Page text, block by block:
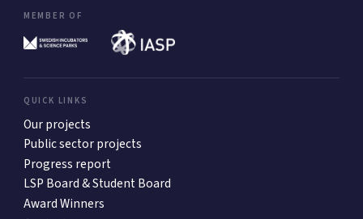
MEMBER OF
QUICK LINKS
Our projects
Public sector projects
Progress report
LSP Board & Student Board
Award Winners